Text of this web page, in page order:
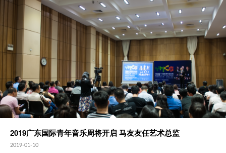
2019广东国际青年音乐周将开启 马友友任艺术总监
2019-01-10